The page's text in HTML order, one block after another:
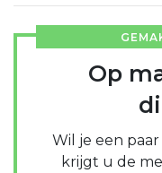
Op
Wil je een
krijgt u de